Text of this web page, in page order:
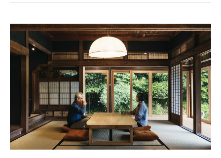
鹿
兒
鹿
兒